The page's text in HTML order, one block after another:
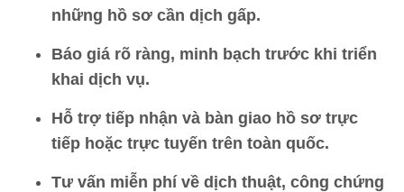
những hồ sơ cần dịch gấp.
Báo giá rõ ràng, minh bạch trước khi triển
khai dịch vụ.
Hỗ trợ tiếp nhận và bàn giao hồ sơ trực
tiếp hoặc trực tuyến trên toàn quốc.
Tư vấn miễn phí về dịch thuật, công chứng